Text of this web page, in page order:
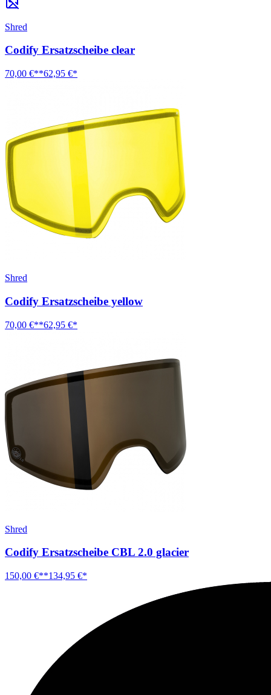
Shred
Codify Ersatzscheibe clear
70,00 €**62,95 €*
Shred
Codify Ersatzscheibe yellow
70,00 €**62,95 €*
Shred
Codify Ersatzscheibe CBL 2.0 glacier
150,00 €**134,95 €*